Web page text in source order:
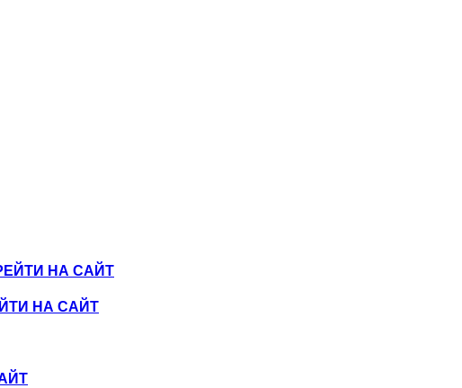
НА САЙТ
НА САЙТ